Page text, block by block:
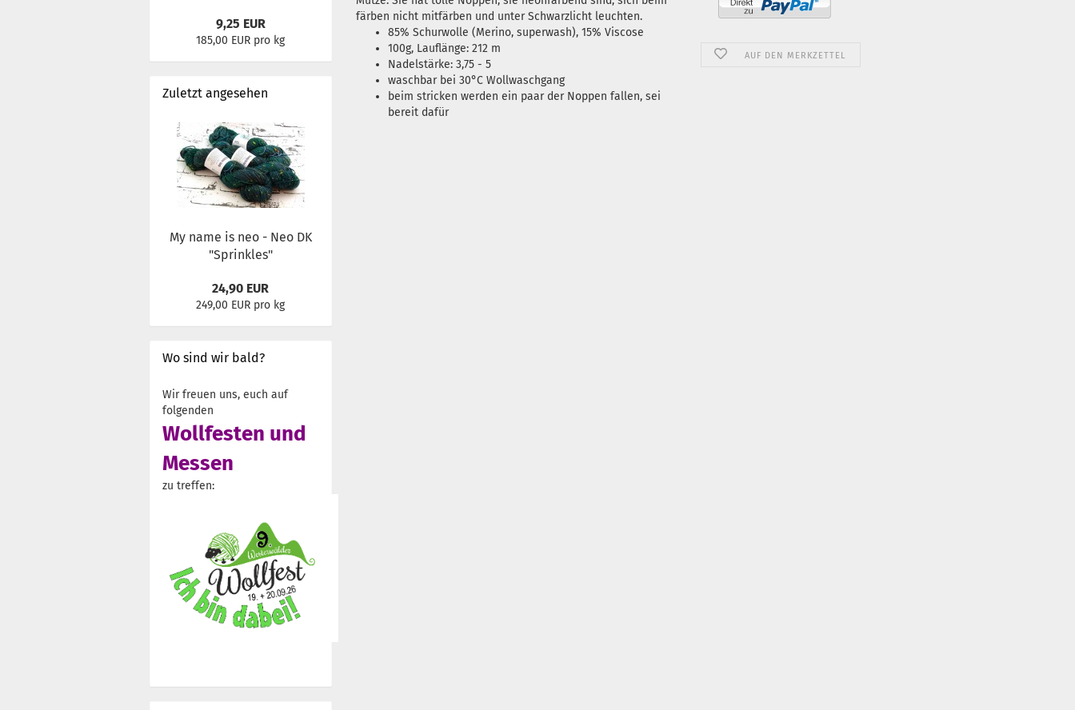
AUF DEN MERKZETTEL
färben nicht mitfärben und unter Schwarzlicht leuchten.
85% Schurwolle (Merino, superwash), 15% Viscose
100g, Lauflänge: 212 m
Nadelstärke: 3,75 - 5
waschbar bei 30°C Wollwaschgang
beim stricken werden ein paar der Noppen fallen, sei
bereit dafür
9,25 EUR
185,00 EUR pro kg
Zuletzt angesehen
My name is neo - Neo DK
"Sprinkles"
24,90 EUR
249,00 EUR pro kg
Wo sind wir bald?
Wir freuen uns, euch auf
folgenden
Wollfesten und
Messen
zu treffen: